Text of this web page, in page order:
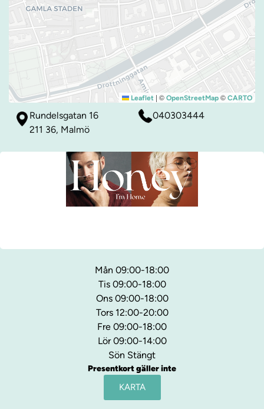
Leaflet | © OpenStreetMap © CARTO
Rundelsgatan 16
211 36, Malmö
040303444
Mån 09:00-18:00
Tis 09:00-18:00
Ons 09:00-18:00
Tors 12:00-20:00
Fre 09:00-18:00
Lör 09:00-14:00
Sön Stängt
Presentkort gäller inte
KARTA